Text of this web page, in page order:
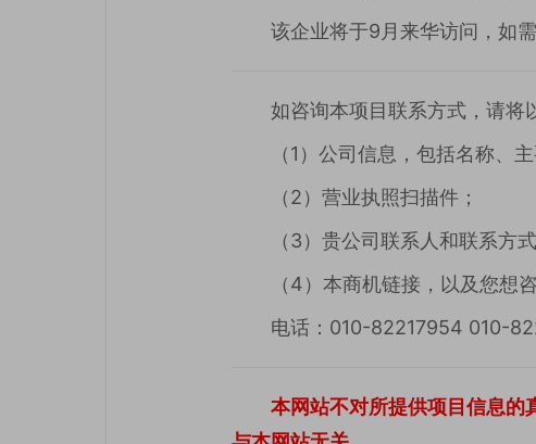
该企业将于9月来华访问，如
如咨询本项目联系方式，请
（1）公司信息，包括名称、
（2）营业执照扫描件；
（3）贵公司联系人和联系方式
（4）本商机链接，以及您想
电话：010-82217954 010-
本网站不对所提供项目信息的